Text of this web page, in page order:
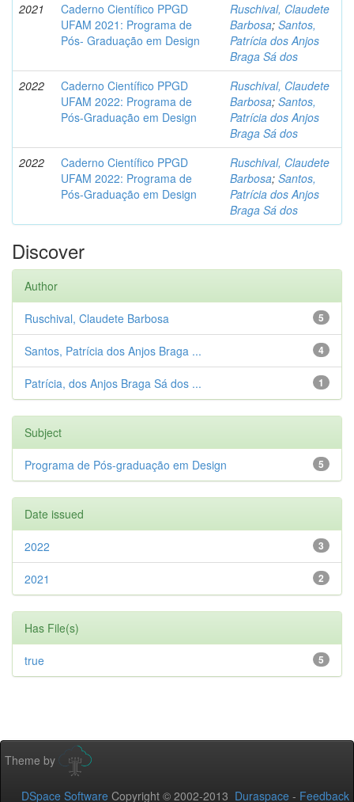
2021
Caderno Científico PPGD
UFAM 2021: Programa de
Pós- Graduação em Design
Ruschival, Claudete
Barbosa; Santos,
Patrícia dos Anjos
Braga Sá dos
2022
Caderno Científico PPGD
UFAM 2022: Programa de
Pós-Graduação em Design
Ruschival, Claudete
Barbosa; Santos,
Patrícia dos Anjos
Braga Sá dos
2022
Caderno Científico PPGD
UFAM 2022: Programa de
Pós-Graduação em Design
Ruschival, Claudete
Barbosa; Santos,
Patrícia dos Anjos
Braga Sá dos
Discover
Author
5
Ruschival, Claudete Barbosa
4
Santos, Patrícia dos Anjos Braga ...
1
Patrícia, dos Anjos Braga Sá dos ...
Subject
5
Programa de Pós-graduação em Design
Date issued
3
2022
2
2021
Has File(s)
5
true
Theme by
DSpace Software Copyright © 2002-2013 Duraspace - Feedback